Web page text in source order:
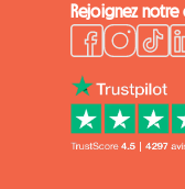
Rejoignez notre